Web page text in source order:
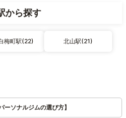
から探す
梅町駅(22) 北山駅(21)
ーソナルジムの選び方】